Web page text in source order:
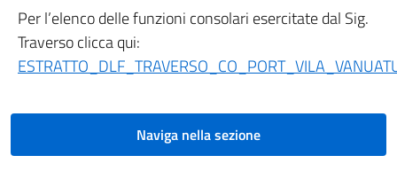
Per l’elenco delle funzioni consolari esercitate dal Sig.
Traverso clicca qui:
Naviga nella sezione